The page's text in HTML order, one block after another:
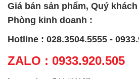
Giá bán sản phẩm, Quý
Phòng kinh doanh :
Hotline : 028.3504.5555 -
ZALO : 0933.920.505